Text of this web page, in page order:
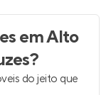
em Alto
?
do jeito que